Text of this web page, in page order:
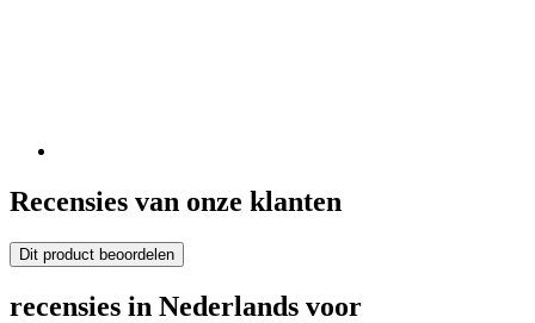
Recensies van onze klanten
Dit product beoordelen
recensies in Nederlands voor